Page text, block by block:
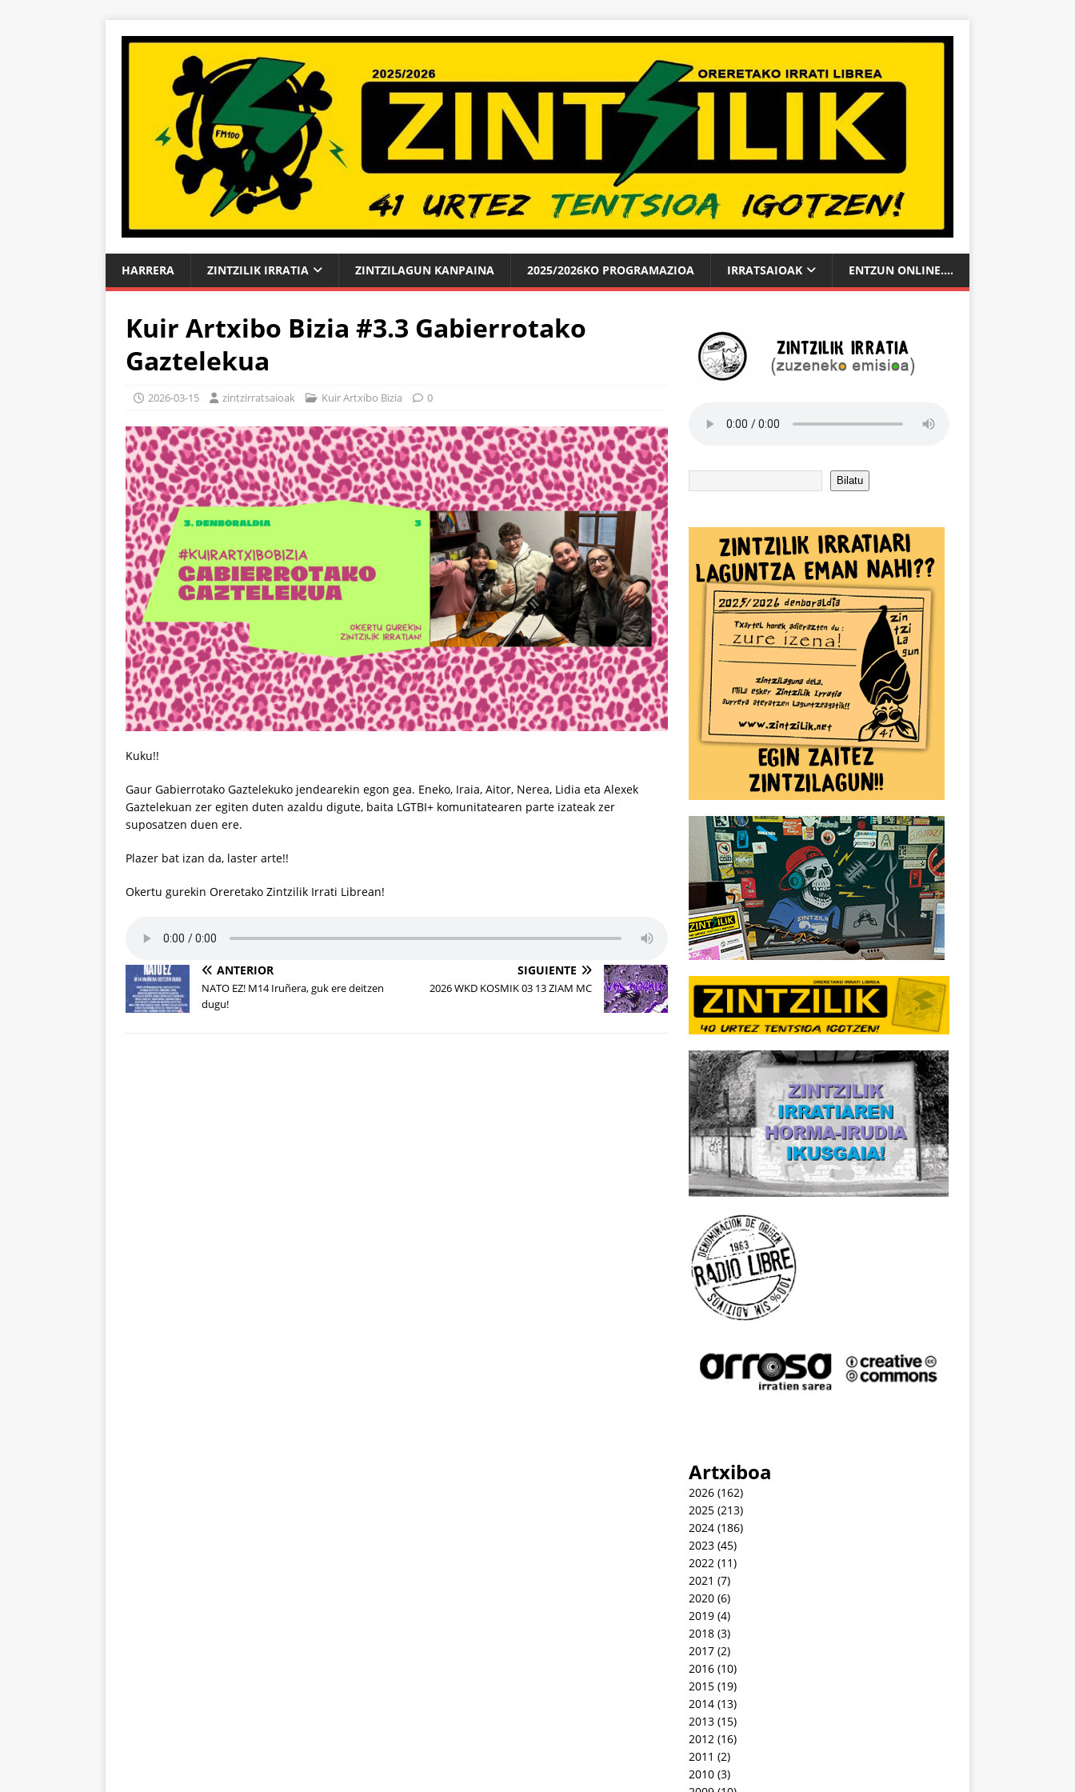
HARRERA ZINTZILIK IRRATIA ZINTZILAGUN KANPAINA 2025/2026KO PROGRAMAZIOA IRRATSAIOAK ENTZUN ONLINE….
Kuir Artxibo Bizia #3.3 Gabierrotako
Gaztelekua
2026-03-15 zintzirratsaioak Kuir Artxibo Bizia 0
Kuku!!
Gaur Gabierrotako Gaztelekuko jendearekin egon gea. Eneko, Iraia, Aitor, Nerea, Lidia eta Alexek
Gaztelekuan zer egiten duten azaldu digute, baita LGTBI+ komunitatearen parte izateak zer
suposatzen duen ere.
Plazer bat izan da, laster arte!!
Okertu gurekin Oreretako Zintzilik Irrati Librean!
ANTERIOR
NATO EZ! M14 Iruñera, guk ere deitzen
dugu!
SIGUIENTE
2026 WKD KOSMIK 03 13 ZIAM MC
Bilatu
Artxiboa
2026(162)
2025(213)
2024(186)
2023(45)
2022 (11)
2021 (7)
2020(6)
2019(4)
2018(3)
2017(2)
2016(10)
2015(19)
2014(13)
2013(15)
2012 (16)
2011 (2)
2010(3)